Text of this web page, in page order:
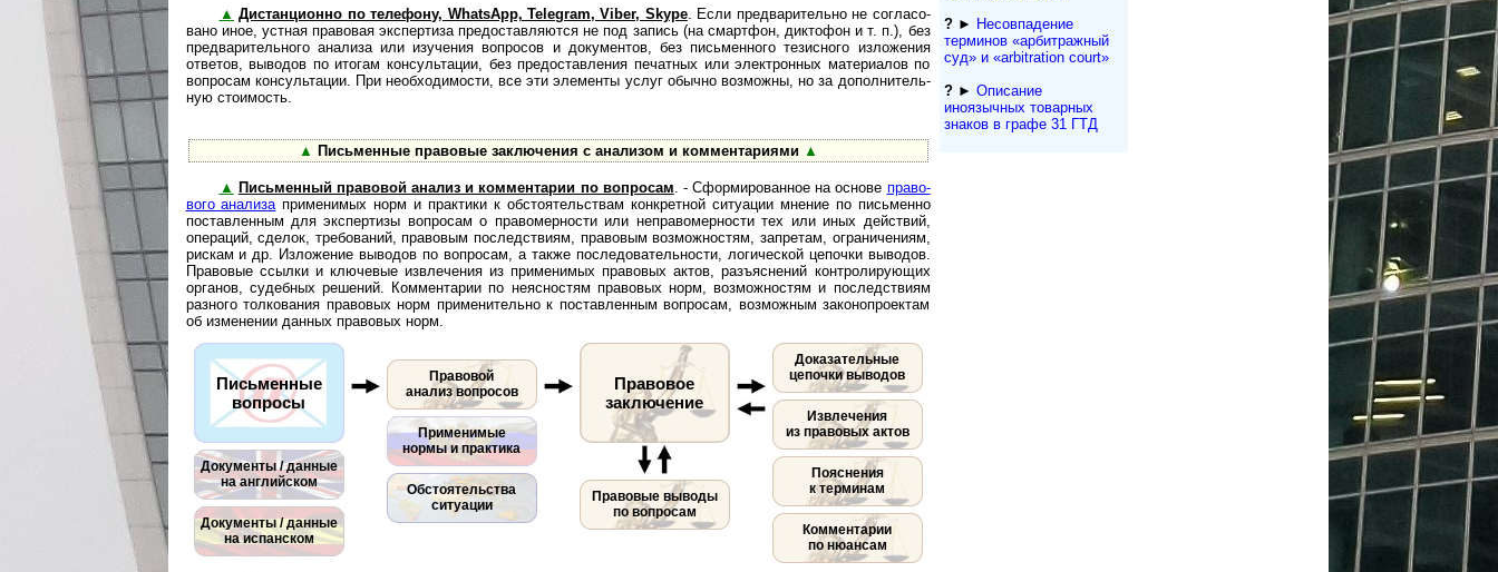
▲ Дистанционно по телефону, WhatsApp, Telegram, Viber, Skype. Если пред­ва­ри­тел­ьно не со­г­ла­со­
ва­но иное, устная правовая экспертиза предоставляются не под запись (на смартфон, диктофон и т. п.), без
предварительного анализа или изучения вопросов и документов, без письменного тезисного изложения
ответов, выводов по итогам консультации, без предоставления печатных или электронных материалов по
вопросам консультации. При необходимости, все эти элементы услуг обычно возможны, но за до­пол­ни­тель­
ную стоимость.
▲ Письменные правовые заключения с анализом и комментариями ▲
▲ Письменный правовой анализ и комментарии по вопросам . - Сформированное на основе пра­во­
во­го анализа при­ме­ни­мых норм и практики к обстоятельствам конкретной ситуации мнение по письменно
поставленным для экспертизы вопросам о правомерности или неправомерности тех или иных действий,
операций, сделок, требований, правовым последствиям, правовым возможностям, запретам, ограничениям,
рискам и др. Изложение выводов по вопросам, а также последовательности, логической цепочки выводов.
Правовые ссылки и ключевые извлечения из применимых правовых актов, разъяснений контролирующих
органов, судебных решений. Комментарии по неясностям правовых норм, возможностям и последствиям
разного толкования правовых норм применительно к поставленным вопросам, возможным законопроектам
об изменении данных правовых норм.
Письменные
вопросы
Документы / данные
на английском
Документы / данные
на испанском
Правовой
анализ вопросов
Применимые
нормы и практика
Обстоятельства
ситуации
Правовое
заключение
Правовые выводы
по вопросам
Доказательные
цепочки выводов
Извлечения
из правовых актов
Пояснения
к терминам
Комментарии
по нюансам
?► Несовпадение
терминов «арбитражный
суд» и «arbitration court»
?► Описание
иноязычных товарных
знаков в графе 31 ГТД